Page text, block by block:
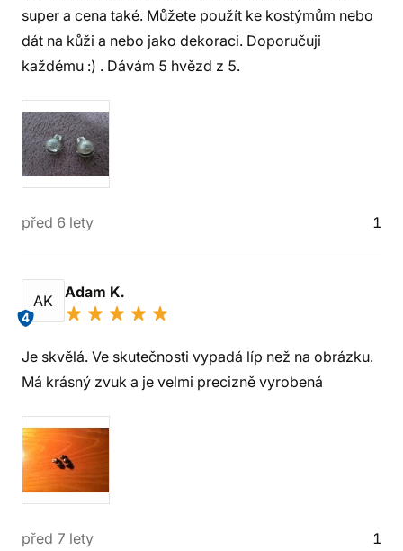
super a cena také. Můžete použít ke kostýmům nebo
dát na kůži a nebo jako dekoraci. Doporučuji
každému :) . Dávám 5 hvězd z 5.
před 6 lety 1
AK
4
Adam K.
Je skvělá. Ve skutečnosti vypadá líp než na obrázku.
Má krásný zvuk a je velmi precizně vyrobená
před 7 lety 1